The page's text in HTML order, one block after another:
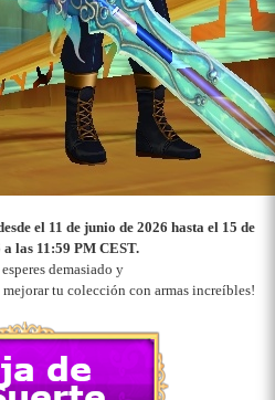
el 11 de junio de 2026 hasta el 15 de
las 11:59 PM CEST.
demasiado y
tu colección con armas increíbles!